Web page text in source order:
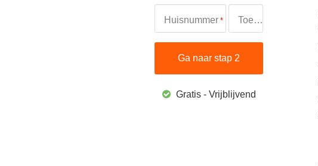
Huisnummer * Toevoeging
Gratis - Vrijblijvend